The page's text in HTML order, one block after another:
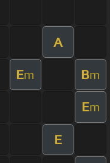
A
Em Bm
Em
E